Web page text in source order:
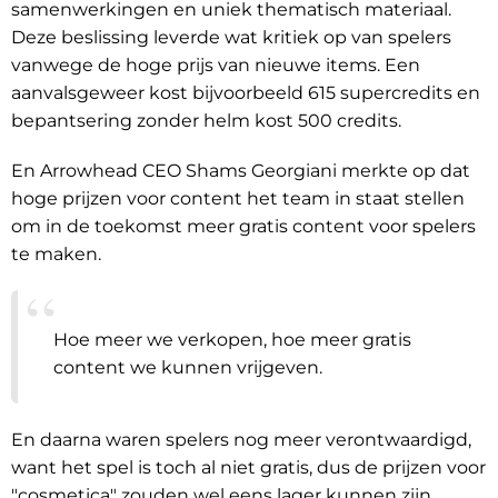
samenwerkingen en uniek thematisch materiaal.
Deze beslissing leverde wat kritiek op van spelers
vanwege de hoge prijs van nieuwe items. Een
aanvalsgeweer kost bijvoorbeeld 615 supercredits en
bepantsering zonder helm kost 500 credits.
En Arrowhead CEO Shams Georgiani merkte op dat
hoge prijzen voor content het team in staat stellen
om in de toekomst meer gratis content voor spelers
te maken.
Hoe meer we verkopen, hoe meer gratis
content we kunnen vrijgeven.
En daarna waren spelers nog meer verontwaardigd,
want het spel is toch al niet gratis, dus de prijzen voor